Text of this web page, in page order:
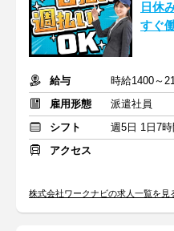
日休
すぐ
給与
時給1400～
雇用形態
派遣社員
シフト
週5日 1日7
アクセス
株式会社ワークナビの求人一覧を見